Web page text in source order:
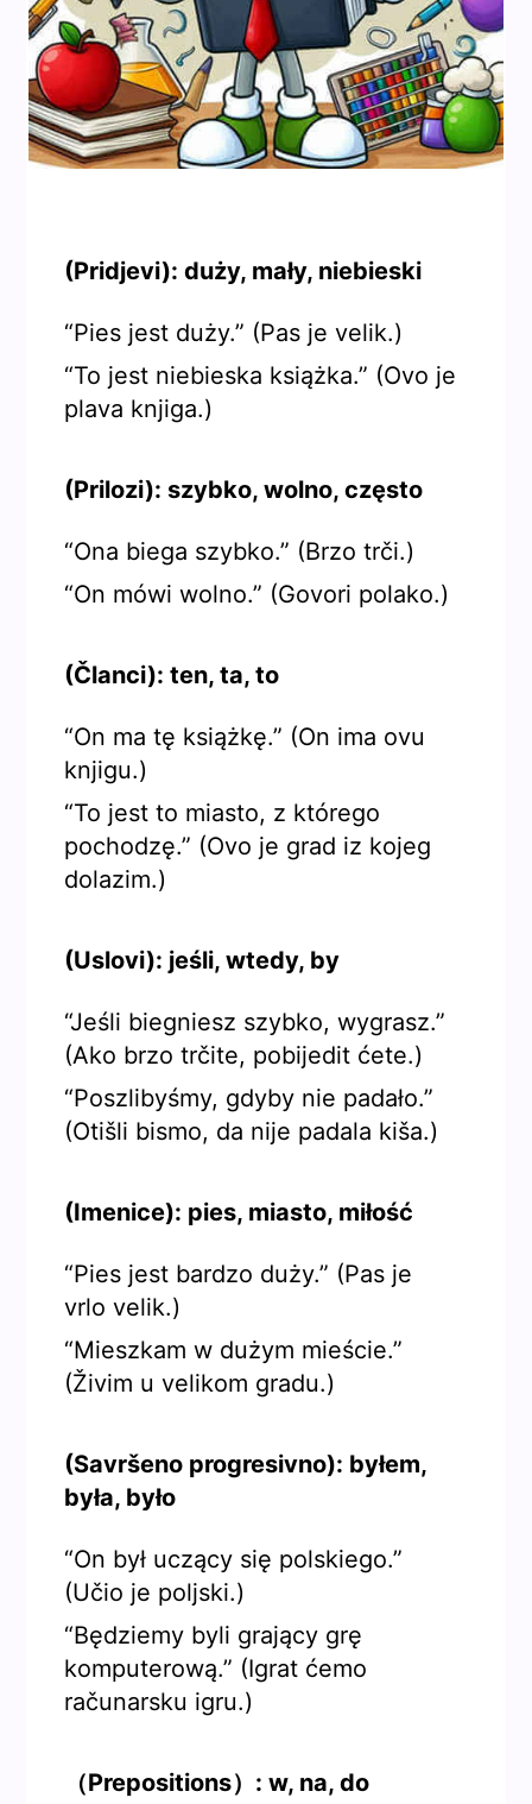
(Pridjevi): duży, mały, niebieski
“Pies jest duży.” (Pas je velik.)
“To jest niebieska książka.” (Ovo je
plava knjiga.)
(Prilozi): szybko, wolno, często
“Ona biega szybko.” (Brzo trči.)
“On mówi wolno.” (Govori polako.)
(Članci): ten, ta, to
“On ma tę książkę.” (On ima ovu
knjigu.)
“To jest to miasto, z którego
pochodzę.” (Ovo je grad iz kojeg
dolazim.)
(Uslovi): jeśli, wtedy, by
“Jeśli biegniesz szybko, wygrasz.”
(Ako brzo trčite, pobijedit ćete.)
“Poszlibyśmy, gdyby nie padało.”
(Otišli bismo, da nije padala kiša.)
(Imenice): pies, miasto, miłość
“Pies jest bardzo duży.” (Pas je
vrlo velik.)
“Mieszkam w dużym mieście.”
(Živim u velikom gradu.)
(Savršeno progresivno): byłem,
była, było
“On był uczący się polskiego.”
(Učio je poljski.)
“Będziemy byli grający grę
komputerową.” (Igrat ćemo
računarsku igru.)
（Prepositions）: w, na, do